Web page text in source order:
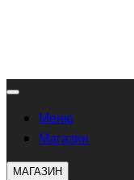
Меню
Магазин
МАГАЗИН